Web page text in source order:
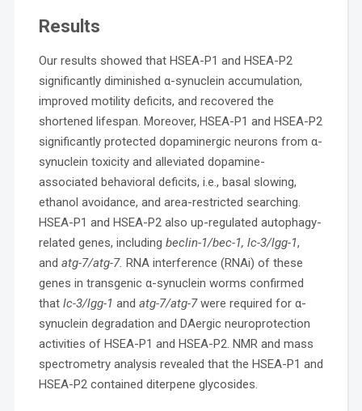
Results
Our results showed that HSEA-P1 and HSEA-P2
significantly diminished α-synuclein accumulation,
improved motility deficits, and recovered the
shortened lifespan. Moreover, HSEA-P1 and HSEA-P2
significantly protected dopaminergic neurons from α-
synuclein toxicity and alleviated dopamine-
associated behavioral deficits, i.e., basal slowing,
ethanol avoidance, and area-restricted searching.
HSEA-P1 and HSEA-P2 also up-regulated autophagy-
related genes, including beclin-1/bec-1, lc-3/lgg-1,
and atg-7/atg-7. RNA interference (RNAi) of these
genes in transgenic α-synuclein worms confirmed
that lc-3/lgg-1 and atg-7/atg-7were required for α-
synuclein degradation and DAergic neuroprotection
activities of HSEA-P1 and HSEA-P2. NMR and mass
spectrometry analysis revealed that the HSEA-P1 and
HSEA-P2 contained diterpene glycosides.